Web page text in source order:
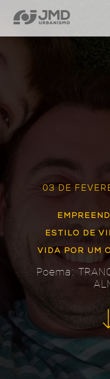
03 DE
ESTILO DE
VIDA POR UM
Poema: